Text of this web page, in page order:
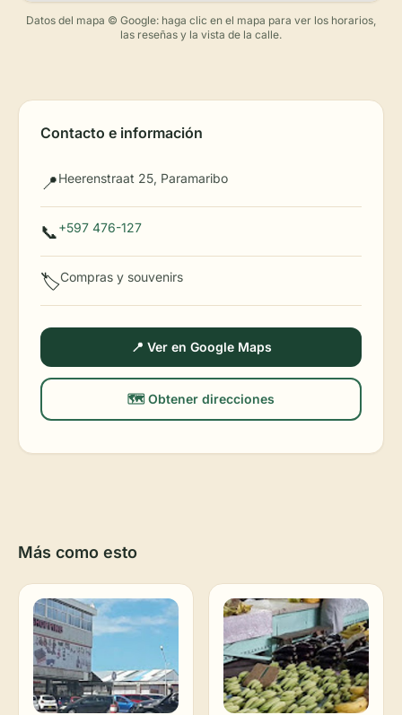
Datos del mapa © Google: haga clic en el mapa para ver los horarios,
las reseñas y la vista de la calle.
Contacto e información
📍Heerenstraat 25, Paramaribo
📞+597 476-127
🏷️Compras y souvenirs
📍 Ver en Google Maps
🗺️ Obtener direcciones
Más como esto